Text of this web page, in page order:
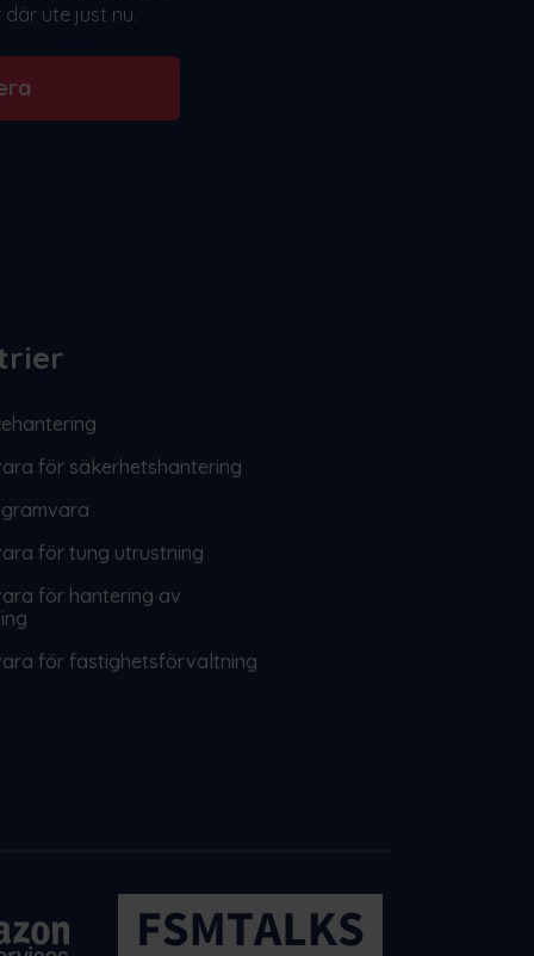
ute just nu.
för säkerhetshantering
för tung utrustning
för hantering av
för fastighetsförvaltning